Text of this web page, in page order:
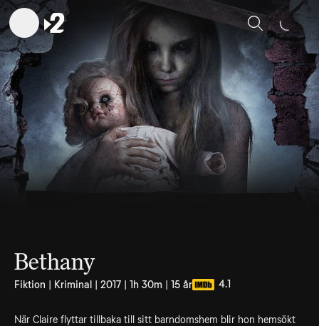
Sök
Bethany
Fiktion | Kriminal | 2017 | 1h 30m | 15 år 4.1
När Claire flyttar tillbaka till sitt barndomshem blir hon hemsökt